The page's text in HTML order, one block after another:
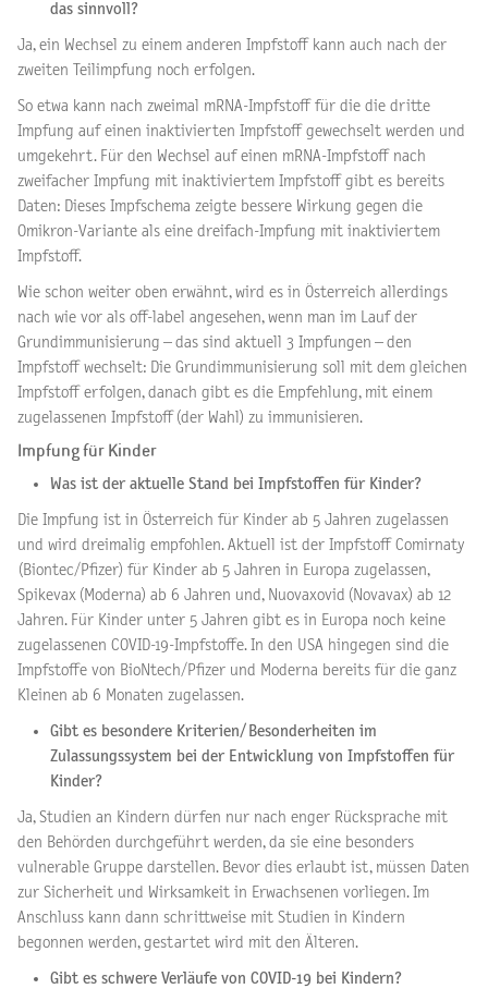
das sinnvoll?
Ja, ein Wechsel zu einem anderen Impfstoff kann auch nach der
zweiten Teilimpfung noch erfolgen.
So etwa kann nach zweimal mRNA-Impfstoff für die die dritte
Impfung auf einen inaktivierten Impfstoff gewechselt werden und
umgekehrt. Für den Wechsel auf einen mRNA-Impfstoff nach
zweifacher Impfung mit inaktiviertem Impfstoff gibt es bereits
Daten: Dieses Impfschema zeigte bessere Wirkung gegen die
Omikron-Variante als eine dreifach-Impfung mit inaktiviertem
Impfstoff.
Wie schon weiter oben erwähnt, wird es in Österreich allerdings
nach wie vor als off-label angesehen, wenn man im Lauf der
Grundimmunisierung – das sind aktuell 3 Impfungen – den
Impfstoff wechselt: Die Grundimmunisierung soll mit dem gleichen
Impfstoff erfolgen, danach gibt es die Empfehlung, mit einem
zugelassenen Impfstoff (der Wahl) zu immunisieren.
Impfung für Kinder
Was ist der aktuelle Stand bei Impfstoffen für Kinder?
Die Impfung ist in Österreich für Kinder ab 5 Jahren zugelassen
und wird dreimalig empfohlen. Aktuell ist der Impfstoff Comirnaty
(Biontec/Pfizer) für Kinder ab 5 Jahren in Europa zugelassen,
Spikevax (Moderna) ab 6 Jahren und, Nuovaxovid (Novavax) ab 12
Jahren. Für Kinder unter 5 Jahren gibt es in Europa noch keine
zugelassenen COVID-19-Impfstoffe. In den USA hingegen sind die
Impfstoffe von BioNtech/Pfizer und Moderna bereits für die ganz
Kleinen ab 6 Monaten zugelassen.
Gibt es besondere Kriterien/ Besonderheiten im
Zulassungssystem bei der Entwicklung von Impfstoffen für
Kinder?
Ja, Studien an Kindern dürfen nur nach enger Rücksprache mit
den Behörden durchgeführt werden, da sie eine besonders
vulnerable Gruppe darstellen. Bevor dies erlaubt ist, müssen Daten
zur Sicherheit und Wirksamkeit in Erwachsenen vorliegen. Im
Anschluss kann dann schrittweise mit Studien in Kindern
begonnen werden, gestartet wird mit den Älteren.
Gibt es schwere Verläufe von COVID-19 bei Kindern?